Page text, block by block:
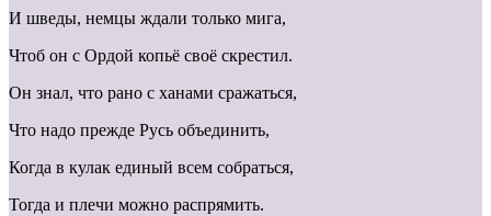
И шведы, немцы ждали только мига,
Чтоб он с Ордой копьё своё скрестил.
Он знал, что рано с ханами сражаться,
Что надо прежде Русь объединить,
Когда в кулак единый всем собраться,
Тогда и плечи можно распрямить.